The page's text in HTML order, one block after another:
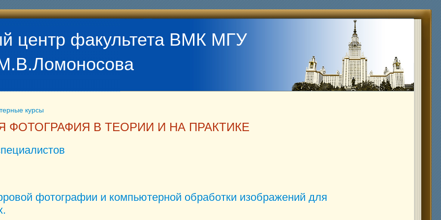
центр факультета ВМК МГУ
курсы
ФОТОГРАФИЯ В ТЕОРИИ И НА ПРАКТИКЕ
фотографии и компьютерной обработки изображений для